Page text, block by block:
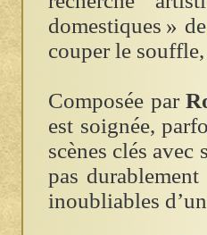
domestiques »
couper le
Composée par
est soignée,
scènes clés
pas durablement
inoubliables